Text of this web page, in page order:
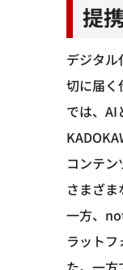
提
デジタル
切に届く
では、AI
コンテ
さまざま
一方、
ラット